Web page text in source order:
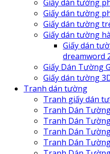
Giấy dán tường
Giấy dán tường
Giấy dán tường
Giấy dán tường
Giấy dán
dreamword
Giấy Dán Tường
Giấy dán tường
Tranh dán tường
Tranh giấy dán
Tranh Dán
Tranh Dán
Tranh Dán
Tranh Dán